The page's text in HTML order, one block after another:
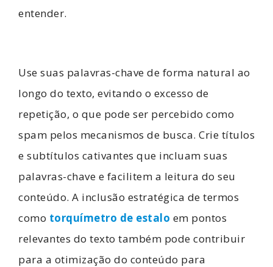
entender.
Use suas palavras-chave de forma natural ao
longo do texto, evitando o excesso de
repetição, o que pode ser percebido como
spam pelos mecanismos de busca. Crie títulos
e subtítulos cativantes que incluam suas
palavras-chave e facilitem a leitura do seu
conteúdo. A inclusão estratégica de termos
como torquímetro de estalo em pontos
relevantes do texto também pode contribuir
para a otimização do conteúdo para